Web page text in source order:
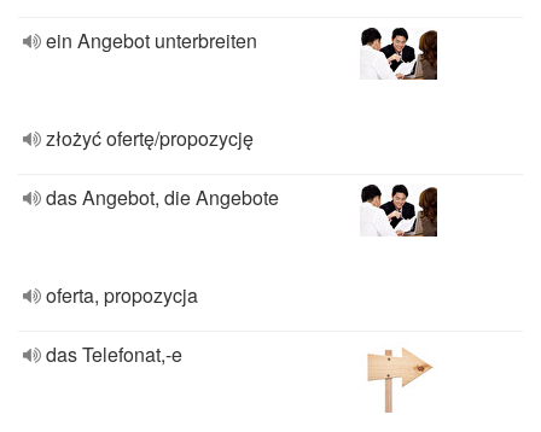
ein Angebot unterbreiten
złożyć ofertę/propozycję
das Angebot, die Angebote
oferta, propozycja
das Telefonat,-e